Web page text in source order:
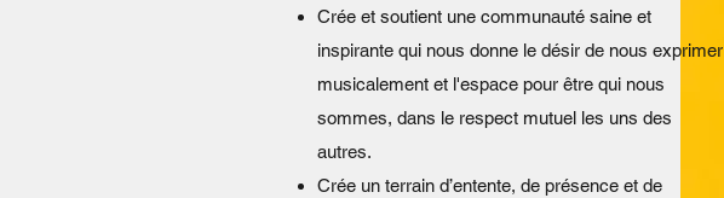
Crée et soutient une communauté saine et
inspirante qui nous donne le désir de nous exprimer
musicalement et l'espace pour être qui nous
sommes, dans le respect mutuel les uns des
autres.
Crée un terrain d’entente, de présence et de